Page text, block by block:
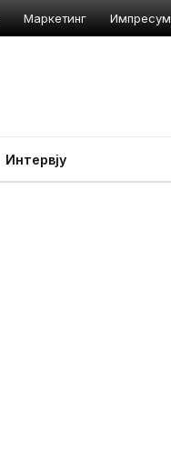
Маркетинг Импресум
Интервју